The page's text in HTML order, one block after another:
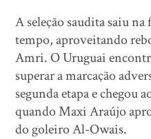
A seleção saudita saiu
tempo, aproveitando
Amri. O Uruguai
superar a marcação
segunda etapa e chegou
quando Maxi Araújo
do goleiro Al-Owais.